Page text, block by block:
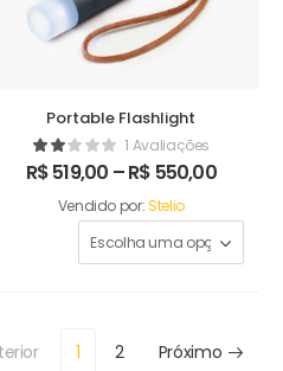
Portable Flashlight
1 Avaliações
R$519,00 –R$ 550,00
Vendido por:Stelio
1 2 Próximo